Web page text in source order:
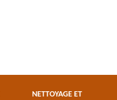
NETTOYAGE ET